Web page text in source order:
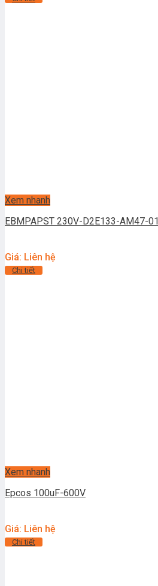
Xem nhanh
EBMPAPST 230V-D2E133-AM47-01
Giá: Liên hệ
Chi tiết
Xem nhanh
Epcos 100uF-600V
Giá: Liên hệ
Chi tiết